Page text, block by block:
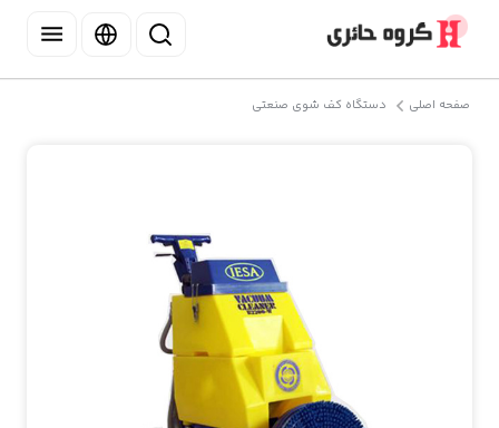
صفحه اصلی دستگاه کف شوی صنعتی